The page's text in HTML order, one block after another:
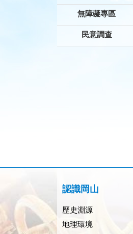
無障礙專區
民意調查
認識岡山
歷史淵源
地理環境